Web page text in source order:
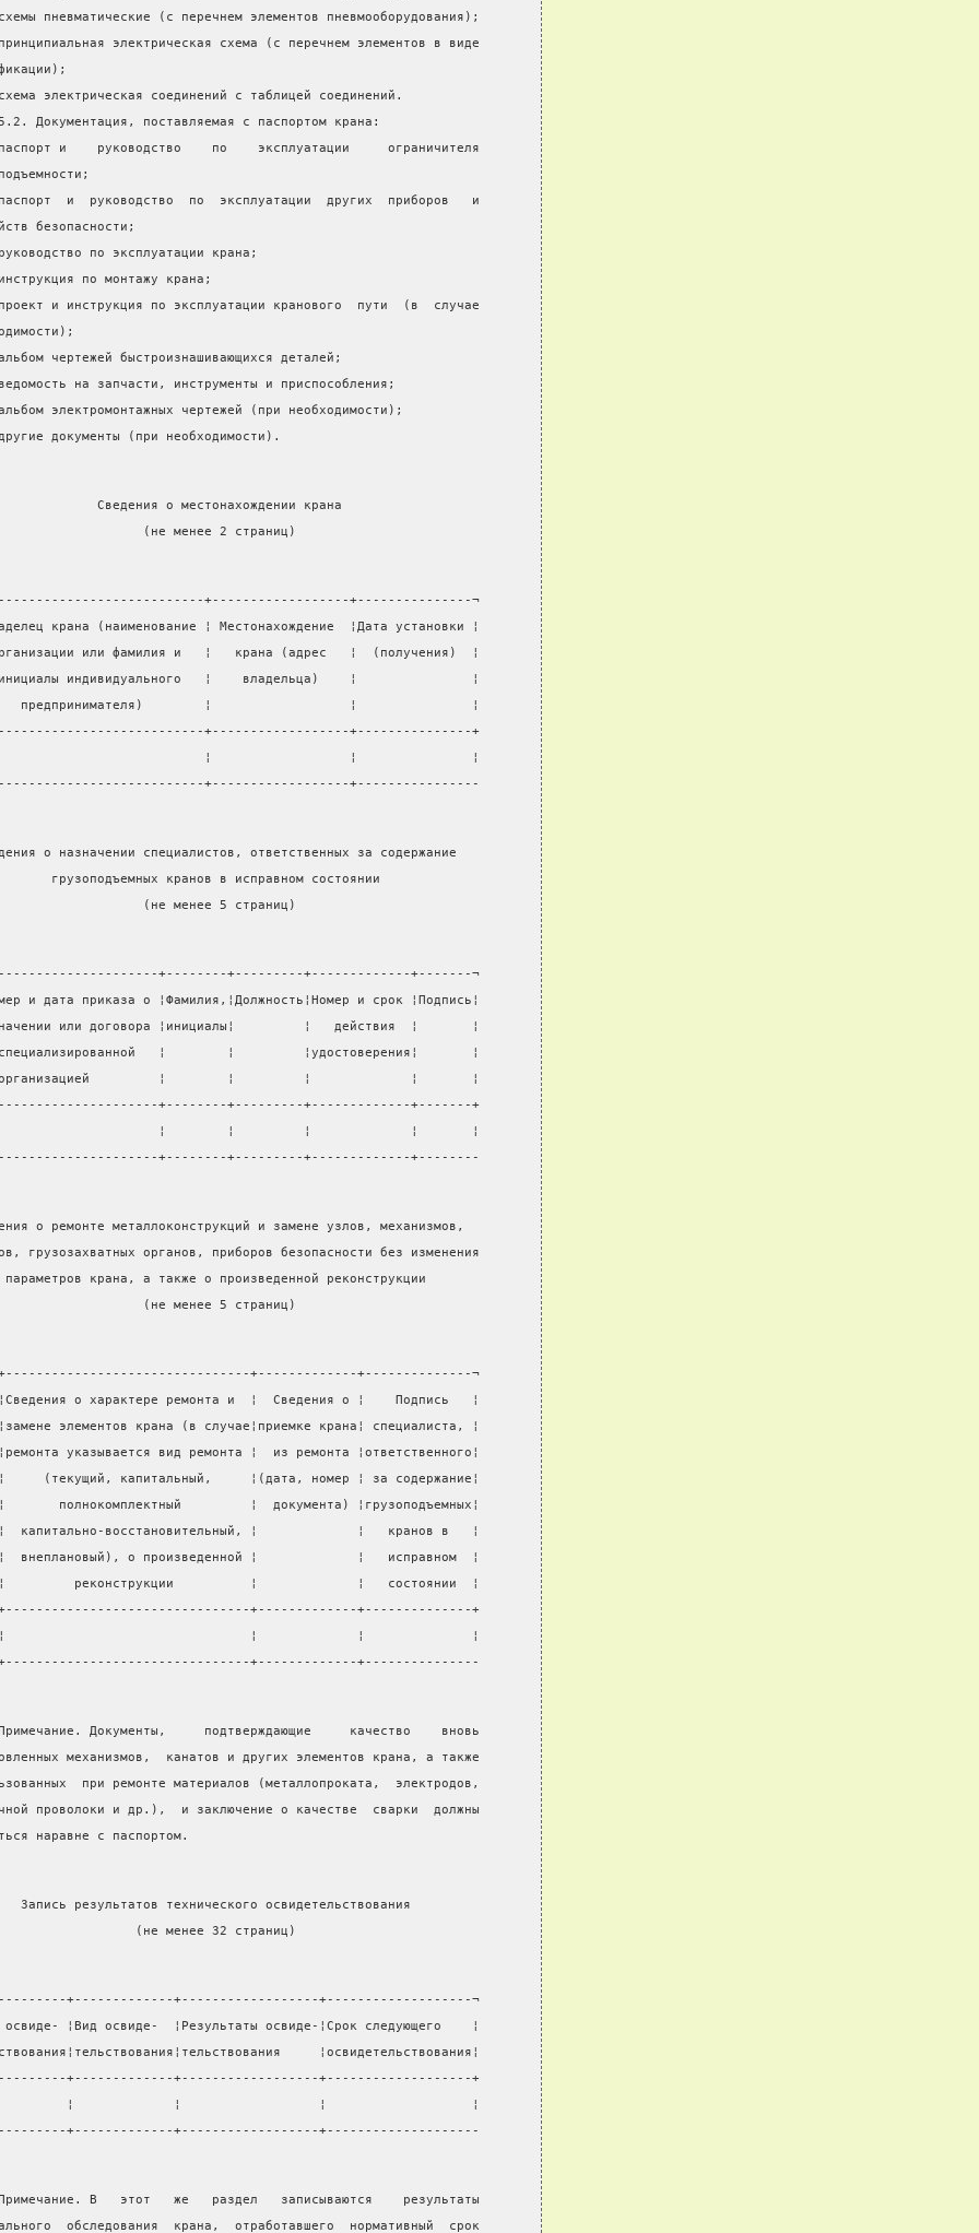
пневматические (с перечнем элементов пневмооборудования);
электрическая схема (с перечнем элементов в виде
электрическая соединений с таблицей соединений.
Документация, поставляемая с паспортом крана:
и    руководство    по    эксплуатации     ограничителя
и  руководство  по  эксплуатации  других  приборов   и
безопасности;
по эксплуатации крана;
по монтажу крана;
и инструкция по эксплуатации кранового  пути  (в  случае
чертежей быстроизнашивающихся деталей;
на запчасти, инструменты и приспособления;
электромонтажных чертежей (при необходимости);
документы (при необходимости).
Сведения о местонахождении крана
(не менее 2 страниц)
+------------------+---------------¬
крана (наименование ¦ Местонахождение  ¦Дата установки ¦
или фамилия и   ¦   крана (адрес   ¦  (получения)  ¦
индивидуального   ¦    владельца)    ¦               ¦
предпринимателя)        ¦                  ¦               ¦
+------------------+---------------+
¦                  ¦               ¦
+------------------+----------------
о назначении специалистов, ответственных за содержание
грузоподъемных кранов в исправном состоянии
(не менее 5 страниц)
+--------+---------+-------------+-------¬
и дата приказа о ¦Фамилия,¦Должность¦Номер и срок ¦Подпись¦
или договора ¦инициалы¦         ¦   действия  ¦       ¦
¦        ¦         ¦удостоверения¦       ¦
¦        ¦         ¦             ¦       ¦
+--------+---------+-------------+-------+
¦        ¦         ¦             ¦       ¦
+--------+---------+-------------+--------
о ремонте металлоконструкций и замене узлов, механизмов,
грузозахватных органов, приборов безопасности без изменения
параметров крана, а также о произведенной реконструкции
(не менее 5 страниц)
+-------------+--------------¬
о характере ремонта и  ¦  Сведения о ¦    Подпись   ¦
элементов крана (в случае¦приемке крана¦ специалиста, ¦
указывается вид ремонта ¦  из ремонта ¦ответственного¦
(текущий, капитальный,     ¦(дата, номер ¦ за содержание¦
полнокомплектный         ¦  документа) ¦грузоподъемных¦
капитально-восстановительный, ¦             ¦   кранов в   ¦
внеплановый), о произведенной ¦             ¦   исправном  ¦
реконструкции          ¦             ¦   состоянии  ¦
+-------------+--------------+
¦                                ¦             ¦              ¦
+--------------------------------+-------------+---------------
Документы,     подтверждающие     качество    вновь
механизмов,  канатов и других элементов крана, а также
при ремонте материалов (металлопроката,  электродов,
проволоки и др.),  и заключение о качестве  сварки  должны
наравне с паспортом.
Запись результатов технического освидетельствования
(не менее 32 страниц)
+-------------+------------------+-------------------¬
освиде- ¦Вид освиде-  ¦Результаты освиде-¦Срок следующего    ¦
¦освидетельствования¦
+-------------+------------------+-------------------+
¦             ¦                  ¦                   ¦
+-------------+------------------+--------------------
В   этот   же   раздел   записываются    результаты
обследования  крана,  отработавшего  нормативный  срок